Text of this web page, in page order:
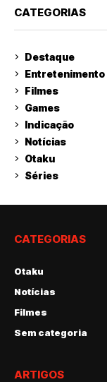
CATEGORIAS
Destaque
Entretenimento
Filmes
Games
Indicação
Notícias
Otaku
Séries
CATEGORIAS
Otaku
Notícias
Filmes
Sem categoria
ARTIGOS